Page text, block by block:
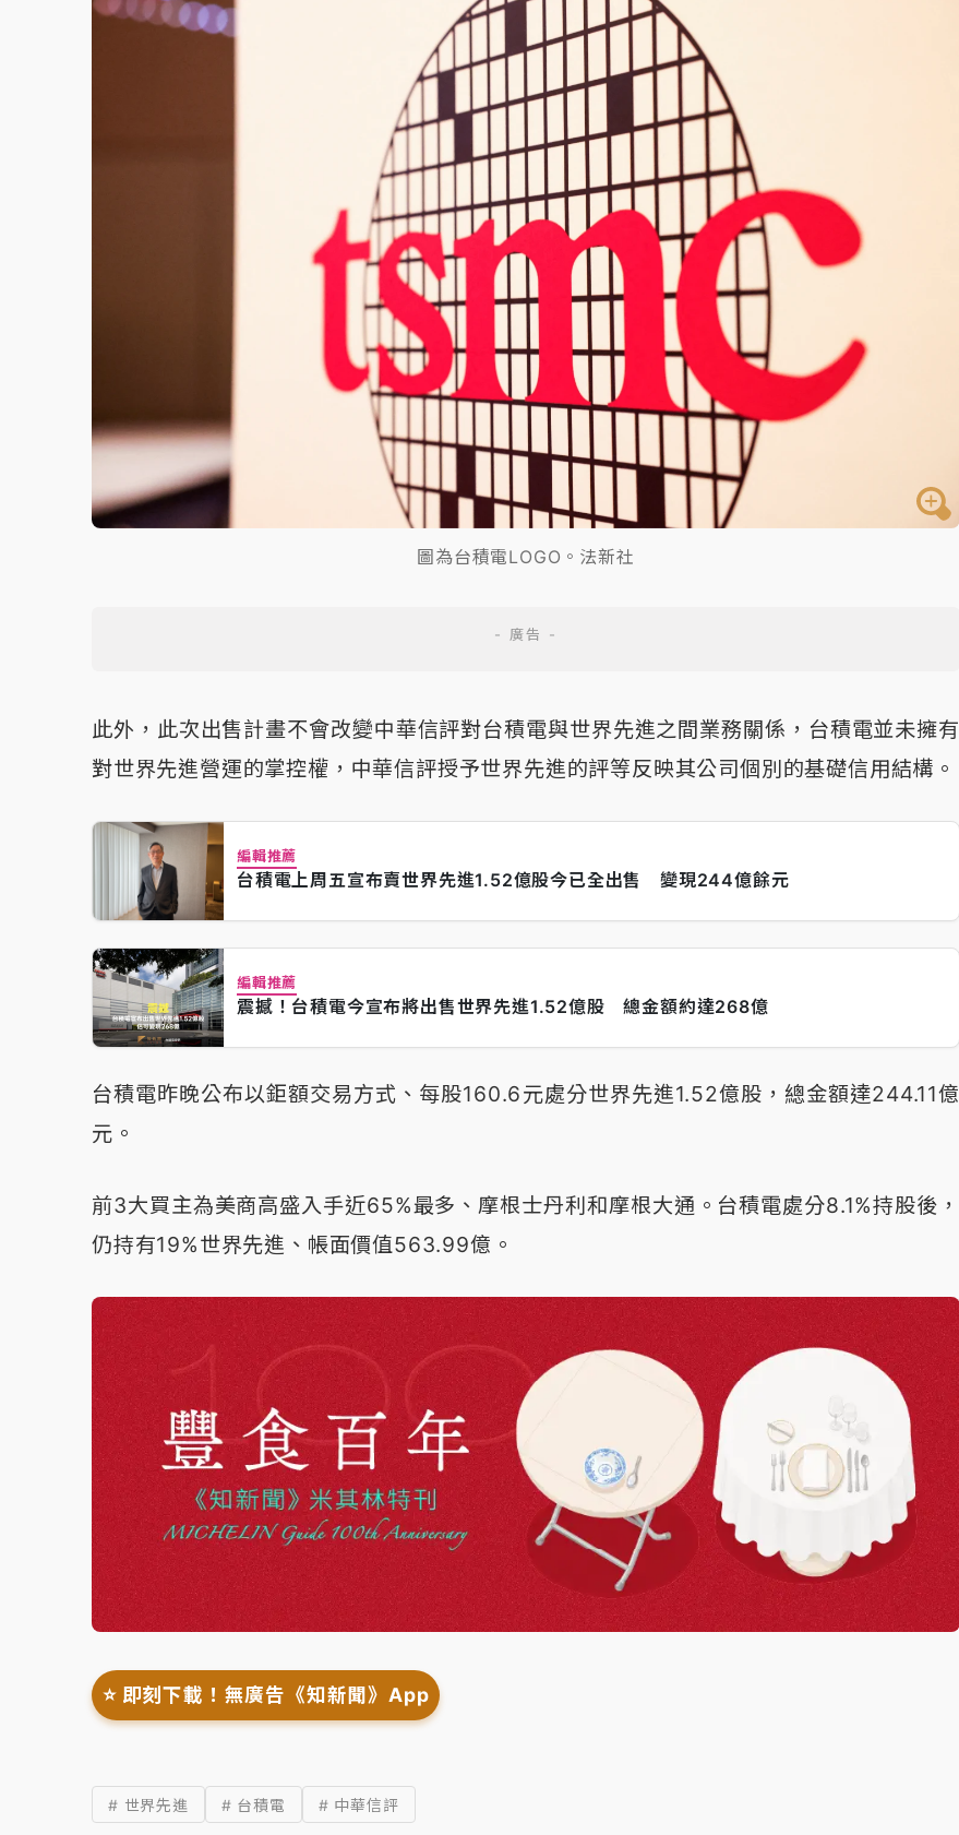
圖為台積電LOGO。法新社
此外，此次出售計畫不會改變中華信評對台積電與世界先進之間業務關係，台積電並未擁有
對世界先進營運的掌控權，中華信評授予世界先進的評等反映其公司個別的基礎信用結構。
編輯推薦
台積電上周五宣布賣世界先進1.52億股今已全出售 變現244億餘元
編輯推薦
震撼！台積電今宣布將出售世界先進1.52億股 總金額約達268億
台積電昨晚公布以鉅額交易方式、每股160.6元處分世界先進1.52億股，總金額達244.11億
元。
前3大買主為美商高盛入手近65%最多、摩根士丹利和摩根大通。台積電處分8.1%持股後，
仍持有19%世界先進、帳面價值563.99億。
⭐️ 即刻下載！無廣告《知新聞》App
# 世界先進 # 台積電 # 中華信評